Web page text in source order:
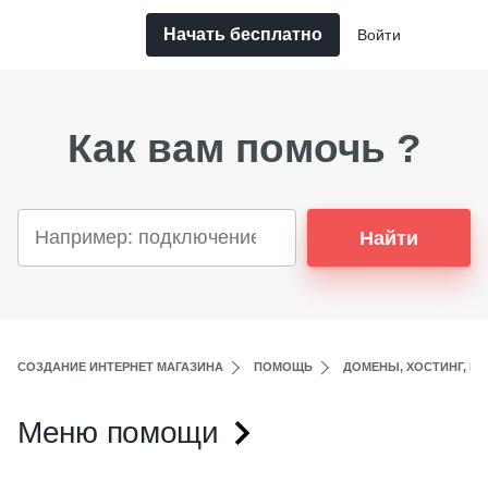
Начать бесплатно Войти
Как вам помочь ?
Найти
СОЗДАНИЕ ИНТЕРНЕТ МАГАЗИНА ПОМОЩЬ ДОМЕНЫ, ХОСТИНГ,
Меню помощи